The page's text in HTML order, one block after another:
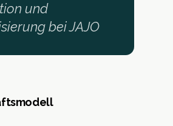
und
bei JAJO